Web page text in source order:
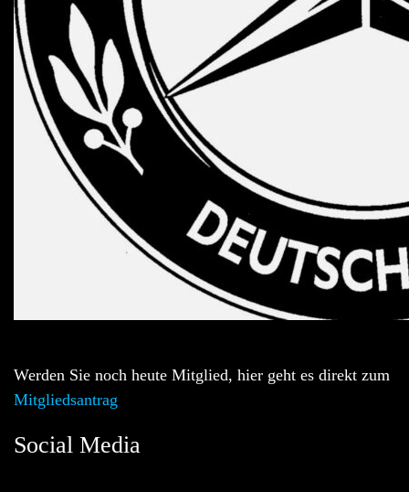
Werden Sie noch heute Mitglied, hier geht es direkt zum
Mitgliedsantrag
Social Media